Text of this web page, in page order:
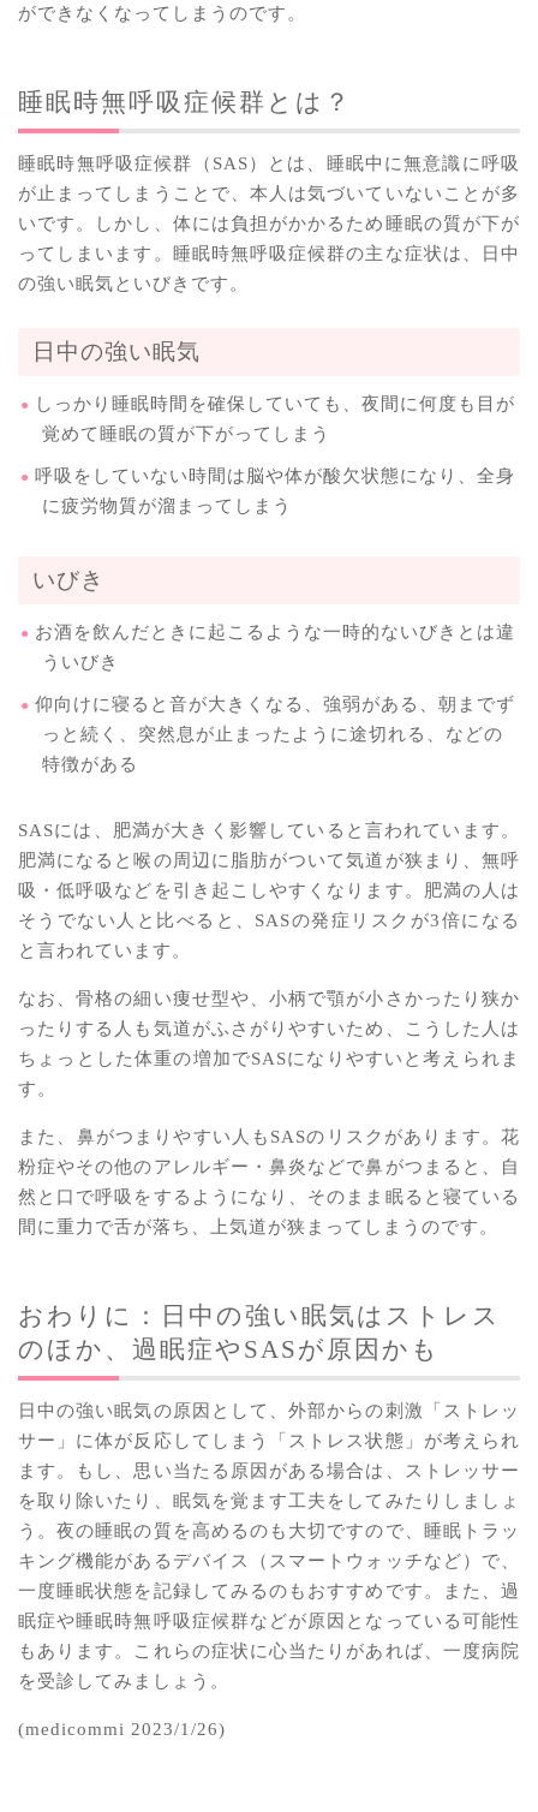
ができなくなってしまうのです。
睡眠時無呼吸症候群とは？
睡眠時無呼吸症候群（SAS）とは、睡眠中に無意識に呼吸
が止まってしまうことで、本人は気づいていないことが多
いです。しかし、体には負担がかかるため睡眠の質が下が
ってしまいます。睡眠時無呼吸症候群の主な症状は、日中
の強い眠気といびきです。
日中の強い眠気
しっかり睡眠時間を確保していても、夜間に何度も目が
覚めて睡眠の質が下がってしまう
呼吸をしていない時間は脳や体が酸欠状態になり、全身
に疲労物質が溜まってしまう
いびき
お酒を飲んだときに起こるような一時的ないびきとは違
ういびき
仰向けに寝ると音が大きくなる、強弱がある、朝までず
っと続く、突然息が止まったように途切れる、などの
特徴がある
SASには、肥満が大きく影響していると言われています。
肥満になると喉の周辺に脂肪がついて気道が狭まり、無呼
吸・低呼吸などを引き起こしやすくなります。肥満の人は
そうでない人と比べると、SASの発症リスクが3倍になる
と言われています。
なお、骨格の細い痩せ型や、小柄で顎が小さかったり狭か
ったりする人も気道がふさがりやすいため、こうした人は
ちょっとした体重の増加でSASになりやすいと考えられま
す。
また、鼻がつまりやすい人もSASのリスクがあります。花
粉症やその他のアレルギー・鼻炎などで鼻がつまると、自
然と口で呼吸をするようになり、そのまま眠ると寝ている
間に重力で舌が落ち、上気道が狭まってしまうのです。
おわりに：日中の強い眠気はストレス
のほか、過眠症やSASが原因かも
日中の強い眠気の原因として、外部からの刺激「ストレッ
サー」に体が反応してしまう「ストレス状態」が考えられ
ます。もし、思い当たる原因がある場合は、ストレッサー
を取り除いたり、眠気を覚ます工夫をしてみたりしましょ
う。夜の睡眠の質を高めるのも大切ですので、睡眠トラッ
キング機能があるデバイス（スマートウォッチなど）で、
一度睡眠状態を記録してみるのもおすすめです。また、過
眠症や睡眠時無呼吸症候群などが原因となっている可能性
もあります。これらの症状に心当たりがあれば、一度病院
を受診してみましょう。
(medicommi 2023/1/26)